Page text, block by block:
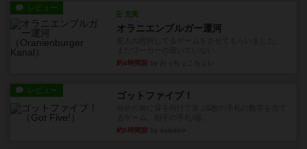
レビュー
充実
オラニエンブルガー運河
約4時間前
レビュー ゴットファイブ！
約5時間前